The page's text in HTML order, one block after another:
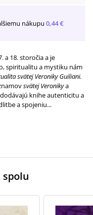
nákupu 0,44 €
a 18. storočia a je
spiritualitu a mystiku nám
svätej Veroniky Guiliani.
svätej Veronikya
knihe autenticitu a
a spojeniu...